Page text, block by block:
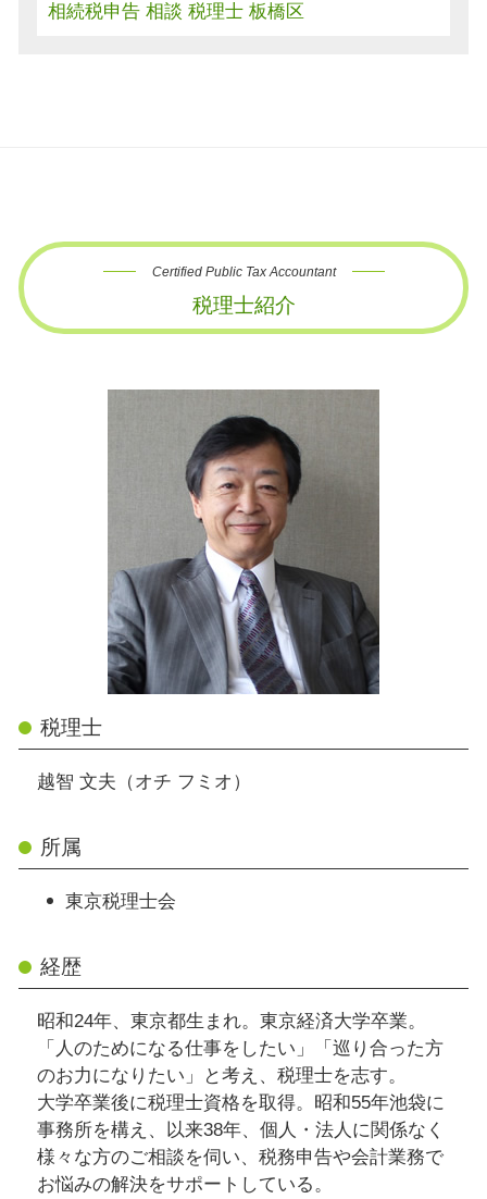
相続税申告 相談 税理士 板橋区
Certified Public Tax Accountant
税理士紹介
税理士
越智 文夫（オチ フミオ）
所属
東京税理士会
経歴
昭和24年、東京都生まれ。東京経済大学卒業。
「人のためになる仕事をしたい」「巡り合った方
のお力になりたい」と考え、税理士を志す。
大学卒業後に税理士資格を取得。昭和55年池袋に
事務所を構え、以来38年、個人・法人に関係なく
様々な方のご相談を伺い、税務申告や会計業務で
お悩みの解決をサポートしている。